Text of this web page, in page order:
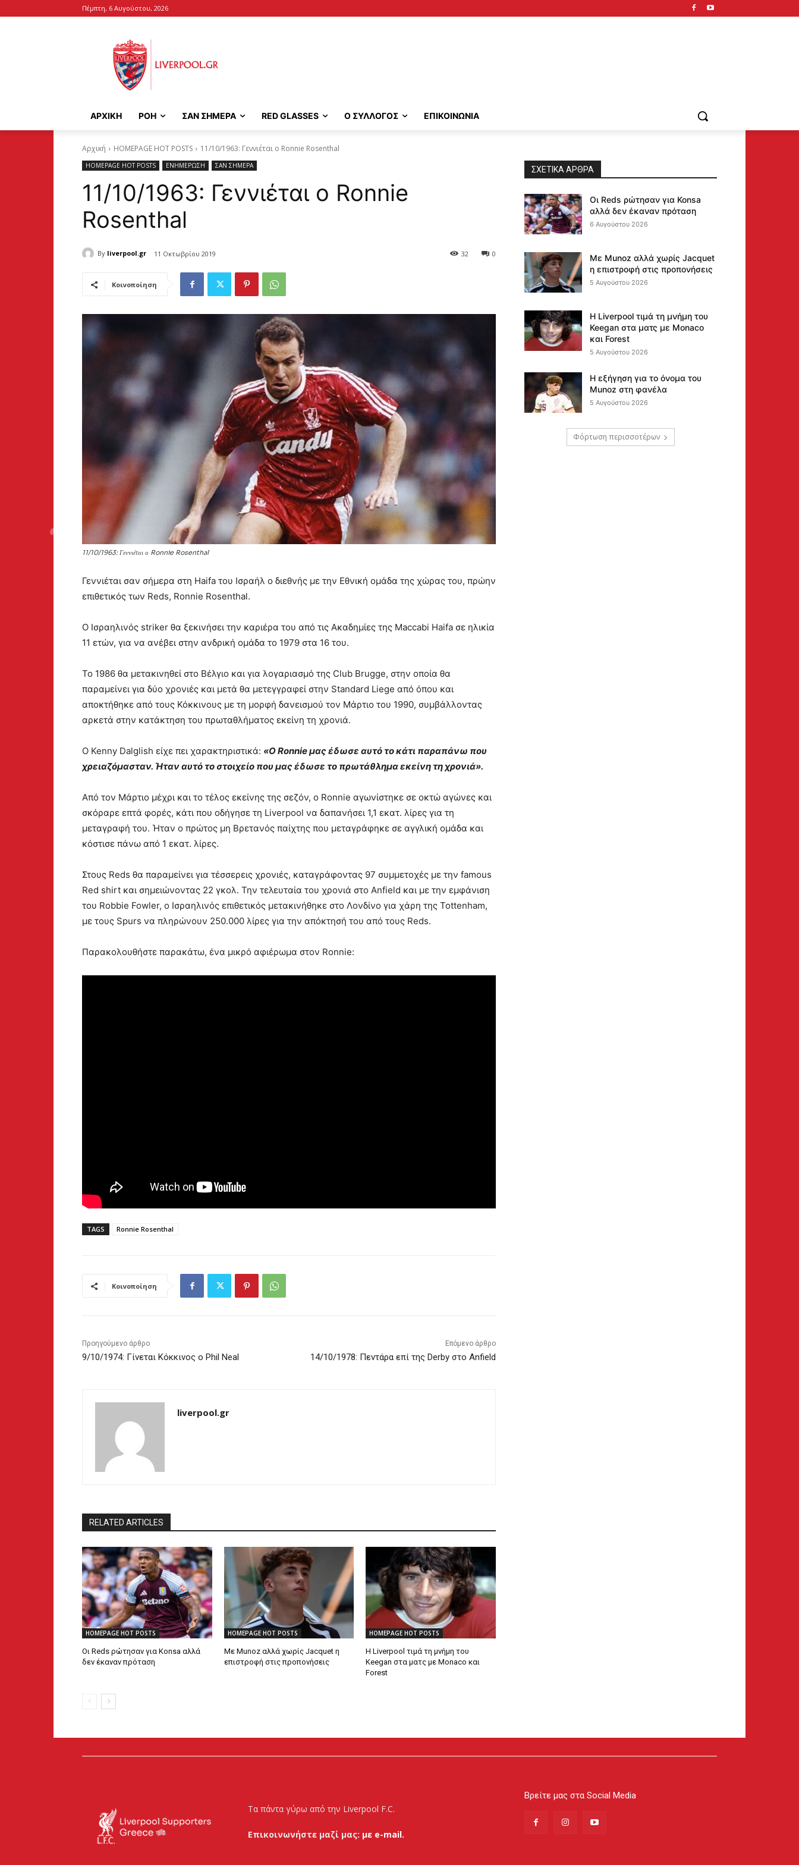
Πέμπτη, 6 Αυγούστου, 2026
ΑΡΧΙΚΉ ΡΟΗ ΣΑΝ ΣΗΜΕΡΑ RED GLASSES Ο ΣΥΛΛΟΓΟΣ ΕΠΙΚΟΙΝΩΝΙΑ
Αρχική HOMEPAGE HOT POSTS 11/10/1963: Γεννιέται ο Ronnie Rosenthal
HOMEPAGE HOT POSTS ΕΝΗΜΕΡΩΣΗ ΣΑΝ ΣΗΜΕΡΑ
11/10/1963: Γεννιέται ο Ronnie
Rosenthal
By liverpool.gr 11 Οκτωβρίου 2019 0
32
Κοινοποίηση
11/10/1963: Γεννιέται ο Ronnie Rosenthal
Γεννιέται σαν σήμερα στη Haifa του Ισραήλ ο διεθνής με την Εθνική ομάδα της χώρας του, πρώην
επιθετικός των Reds, Ronnie Rosenthal.
Ο Ισραηλινός striker θα ξεκινήσει την καριέρα του από τις Ακαδημίες της Maccabi Haifa σε ηλικία
11 ετών, για να ανέβει στην ανδρική ομάδα το 1979 στα 16 του.
Το 1986 θα μετακινηθεί στο Βέλγιο και για λογαριασμό της Club Brugge, στην οποία θα
παραμείνει για δύο χρονιές και μετά θα μετεγγραφεί στην Standard Liege από όπου και
αποκτήθηκε από τους Κόκκινους με τη μορφή δανεισμού τον Μάρτιο του 1990, συμβάλλοντας
αρκετά στην κατάκτηση του πρωταθλήματος εκείνη τη χρονιά.
Ο Kenny Dalglish είχε πει χαρακτηριστικά: «Ο Ronnie μας έδωσε αυτό το κάτι παραπάνω που
χρειαζόμασταν. Ήταν αυτό το στοιχείο που μας έδωσε το πρωτάθλημα εκείνη τη χρονιά».
Από τον Μάρτιο μέχρι και το τέλος εκείνης της σεζόν, ο Ronnie αγωνίστηκε σε οκτώ αγώνες και
σκόραρε επτά φορές, κάτι που οδήγησε τη Liverpool να δαπανήσει 1,1 εκατ. λίρες για τη
μεταγραφή του. Ήταν ο πρώτος μη Βρετανός παίχτης που μεταγράφηκε σε αγγλική ομάδα και
κόστισε πάνω από 1 εκατ. λίρες.
Στους Reds θα παραμείνει για τέσσερεις χρονιές, καταγράφοντας 97 συμμετοχές με την famous
Red shirt και σημειώνοντας 22 γκολ. Την τελευταία του χρονιά στο Anfield και με την εμφάνιση
του Robbie Fowler, ο Ισραηλινός επιθετικός μετακινήθηκε στο Λονδίνο για χάρη της Tottenham,
με τους Spurs να πληρώνουν 250.000 λίρες για την απόκτησή του από τους Reds.
Παρακολουθήστε παρακάτω, ένα μικρό αφιέρωμα στον Ronnie:
TAGS Ronnie Rosenthal
Κοινοποίηση
Προηγούμενο άρθρο
9/10/1974: Γίνεται Κόκκινος ο Phil Neal
Επόμενο άρθρο
14/10/1978: Πεντάρα επί της Derby στο Anfield
liverpool.gr
RELATED ARTICLES
HOMEPAGE HOT POSTS
Οι Reds ρώτησαν για Konsa αλλά
δεν έκαναν πρόταση
HOMEPAGE HOT POSTS
Με Munoz αλλά χωρίς Jacquet η
επιστροφή στις προπονήσεις
HOMEPAGE HOT POSTS
Η Liverpool τιμά τη μνήμη του
Keegan στα ματς με Monaco και
Forest
ΣΧΕΤΙΚΆ ΆΡΘΡΑ
Οι Reds ρώτησαν για Konsa
αλλά δεν έκαναν πρόταση
6 Αυγούστου 2026
Με Munoz αλλά χωρίς Jacquet
η επιστροφή στις προπονήσεις
5 Αυγούστου 2026
Η Liverpool τιμά τη μνήμη του
Keegan στα ματς με Monaco
και Forest
5 Αυγούστου 2026
Η εξήγηση για το όνομα του
Munoz στη φανέλα
5 Αυγούστου 2026
Φόρτωση περισσοτέρων
Τα πάντα γύρω από την Liverpool F.C.
Επικοινωνήστε μαζί μας: με e-mail.
Βρείτε μας στα Social Media